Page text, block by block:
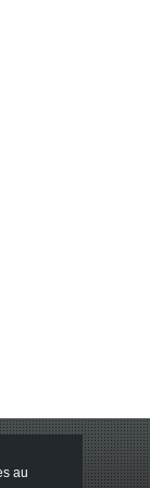
Plan du site
au